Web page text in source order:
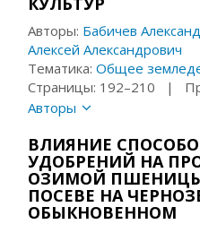
Авторы: Бабичев
Алексей Александрович
Тематика:Общее
Страницы: 192–210 |
Авторы
ВЛИЯНИЕ
УДОБРЕНИЙ НА
ОЗИМОЙ
ПОСЕВЕ НА
ОБЫКНОВЕННОМ